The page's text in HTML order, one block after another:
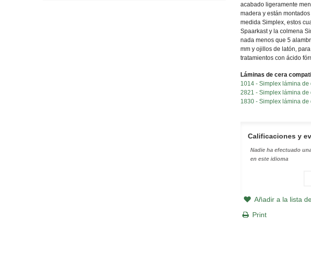
acabado ligeramente
madera y están
medida Simplex, estos
Spaarkast y la colmena
nada menos que 5
mm y ojillos de latón,
tratamientos con ácido
Láminas de cera
1014 - Simplex lámina
2821 - Simplex lámina
1830 - Simplex lámina
Calificaciones y
Nadie ha efectuado
en este idioma
Añadir a la lista
Print